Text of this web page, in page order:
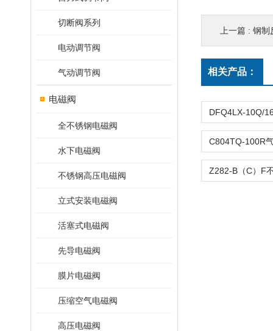
切断阀系列
电动调节阀
气动调节阀
电磁阀
全不锈钢电磁阀
水下电磁阀
不锈钢高压电磁阀
立式安装电磁阀
活塞式电磁阀
先导电磁阀
膜片电磁阀
压缩空气电磁阀
高压电磁阀
上一篇 : 钢制
相关产品：